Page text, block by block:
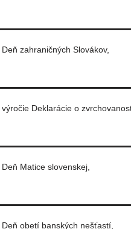
Deň zahraničných Slovákov,
výročie Deklarácie o
Deň Matice slovenskej,
Deň obetí banských nešťastí,